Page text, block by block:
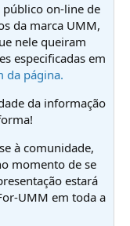
público on-line de
da marca UMM,
nele queiram
especificadas em
da página.
da informação
à comunidade,
momento de se
estará
UMM em toda a